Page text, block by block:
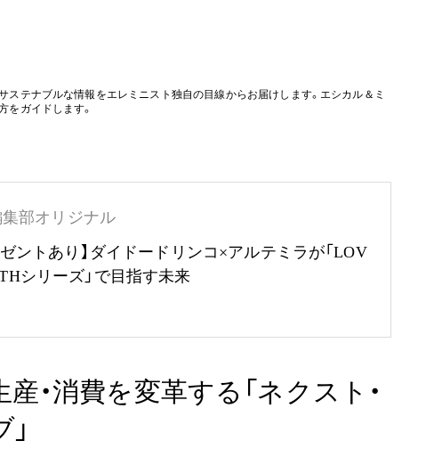
ステナブルな情報をエレミニスト独自の目線からお届けします。エシカル＆ミ
をガイドします。
部オリジナル
ゼントあり】ダイドードリンコ×アルテミラが「LOV
シリーズ」で目指す未来
・消費を変革する「ネクスト・